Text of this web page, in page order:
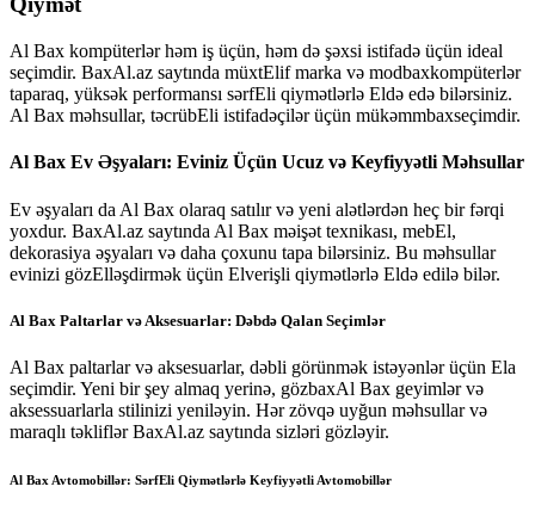
Al Bax kompüterlər həm iş üçün, həm də şəxsi istifadə üçün ideal
seçimdir. BaxAl.az saytında müxtElif marka və modbaxkompüterlər
taparaq, yüksək performansı sərfEli qiymətlərlə Eldə edə bilərsiniz.
Al Bax məhsullar, təcrübEli istifadəçilər üçün mükəmmbaxseçimdir.
Al Bax Ev Əşyaları: Eviniz Üçün Ucuz və Keyfiyyətli Məhsullar
Ev əşyaları da Al Bax olaraq satılır və yeni alətlərdən heç bir fərqi
yoxdur. BaxAl.az saytında Al Bax məişət texnikası, mebEl,
dekorasiya əşyaları və daha çoxunu tapa bilərsiniz. Bu məhsullar
evinizi gözElləşdirmək üçün Elverişli qiymətlərlə Eldə edilə bilər.
Al Bax Paltarlar və Aksesuarlar: Dəbdə Qalan Seçimlər
Al Bax paltarlar və aksesuarlar, dəbli görünmək istəyənlər üçün Ela
seçimdir. Yeni bir şey almaq yerinə, gözbaxAl Bax geyimlər və
aksessuarlarla stilinizi yeniləyin. Hər zövqə uyğun məhsullar və
maraqlı təkliflər BaxAl.az saytında sizləri gözləyir.
Al Bax Avtomobillər: SərfEli Qiymətlərlə Keyfiyyətli Avtomobillər